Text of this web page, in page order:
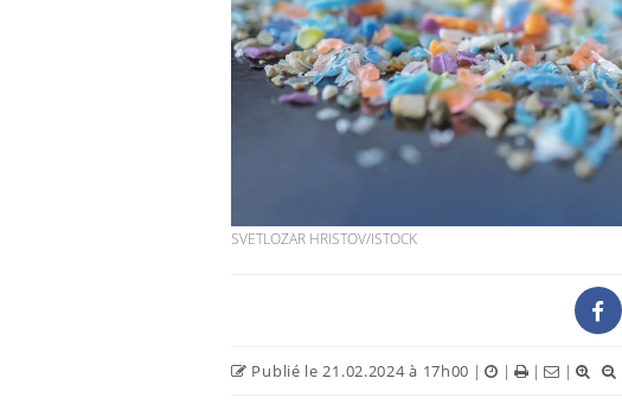
SVETLOZAR HRISTOV/ISTOCK
Publié le 21.02.2024 à 17h00 | | | |